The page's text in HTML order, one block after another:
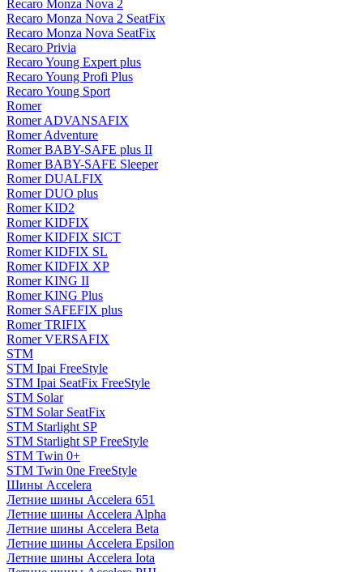
Recaro Monza Nova 2
Recaro Monza Nova 2 SeatFix
Recaro Monza Nova SeatFix
Recaro Privia
Recaro Young Expert plus
Recaro Young Profi Plus
Recaro Young Sport
Romer
Romer ADVANSAFIX
Romer Adventure
Romer BABY-SAFE plus II
Romer BABY-SAFE Sleeper
Romer DUALFIX
Romer DUO plus
Romer KID2
Romer KIDFIX
Romer KIDFIX SICT
Romer KIDFIX SL
Romer KIDFIX XP
Romer KING II
Romer KING Plus
Romer SAFEFIX plus
Romer TRIFIX
Romer VERSAFIX
STM
STM Ipai FreeStyle
STM Ipai SeatFix FreeStyle
STM Solar
STM Solar SeatFix
STM Starlight SP
STM Starlight SP FreeStyle
STM Twin 0+
STM Twin 0ne FreeStyle
Шины Accelera
Летние шины Accelera 651
Летние шины Accelera Alpha
Летние шины Accelera Beta
Летние шины Accelera Epsilon
Летние шины Accelera Iota